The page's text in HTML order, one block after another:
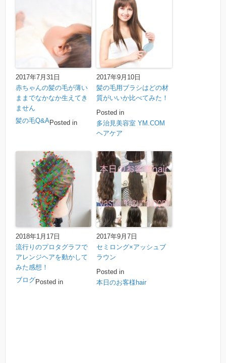
2017年7月31日
赤ちゃんの髪の毛が薄い
ままでなかなか生えてき
ません
Posted in
髪の毛Q&A
2017年9月10日
髪の毛用ブラシはどの材
質がいいか比べてみた！
Posted in
多治見美容室 YM.COM
ヘアケア
2018年1月17日
流行りのプロタグラフで
アレンジヘアを動かして
みた感想！
Posted in
ブログ
2017年9月7日
セミロング×アッシュブ
ラウン
Posted in
本日のお客様hair